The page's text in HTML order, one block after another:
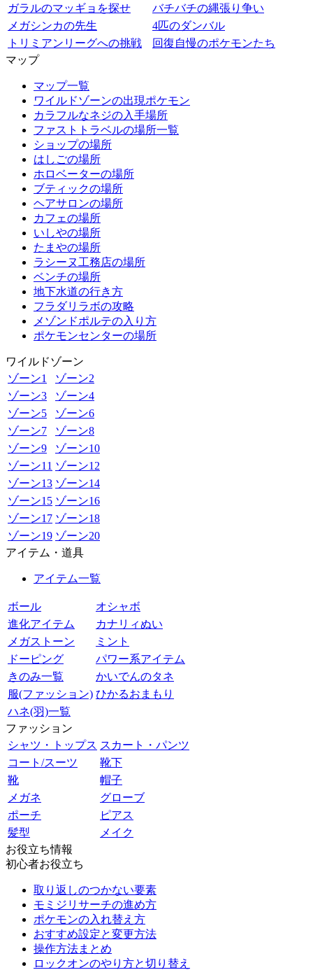
ガラルのマッギョを探せ
バチバチの縄張り争い
メガシンカの先生
4匹のダンバル
トリミアンリーグへの挑戦
回復自慢のポケモンたち
マップ
マップ一覧
ワイルドゾーンの出現ポケモン
カラフルなネジの入手場所
ファストトラベルの場所一覧
ショップの場所
はしごの場所
ホロベーターの場所
ブティックの場所
ヘアサロンの場所
カフェの場所
いしやの場所
たまやの場所
ラシーヌ工務店の場所
ベンチの場所
地下水道の行き方
フラダリラボの攻略
メゾンドポルテの入り方
ポケモンセンターの場所
ワイルドゾーン
ゾーン1
ゾーン2
ゾーン3
ゾーン4
ゾーン5
ゾーン6
ゾーン7
ゾーン8
ゾーン9
ゾーン10
ゾーン11 ゾーン12
ゾーン13 ゾーン14
ゾーン15 ゾーン16
ゾーン17 ゾーン18
ゾーン19 ゾーン20
アイテム・道具
アイテム一覧
ボール
オシャボ
進化アイテム
カナリィぬい
メガストーン
ミント
ドーピング
パワー系アイテム
きのみ一覧
かいでんのタネ
服(ファッション) ひかるおまもり
ハネ(羽)一覧
ファッション
シャツ・トップス スカート・パンツ
コート/スーツ
靴下
靴
帽子
メガネ
グローブ
ポーチ
ピアス
髪型
メイク
お役立ち情報
初心者お役立ち
取り返しのつかない要素
モミジリサーチの進め方
ポケモンの入れ替え方
おすすめ設定と変更方法
操作方法まとめ
ロックオンのやり方と切り替え